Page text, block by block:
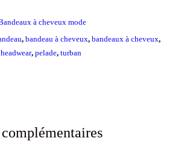
à cheveux mode
, bandeau à cheveux, bandeaux à cheveux,
headwear, pelade, turban